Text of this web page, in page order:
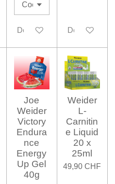
Désactivé Désactivé
Joe
Weider
Victory
Endura
nce
Energy
Up Gel
40g
Weider
L-
Carnitin
e Liquid
20 x
25ml
49,90 CHF